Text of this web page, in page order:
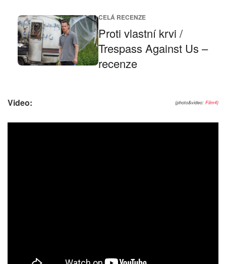
CELÁ RECENZE
Proti vlastní krvi /
Trespass Against Us –
recenze
(photo&video: Film4)
Video: